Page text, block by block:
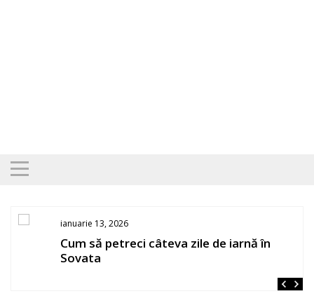
ianuarie 13, 2026
Cum să petreci câteva zile de iarnă în
Sovata